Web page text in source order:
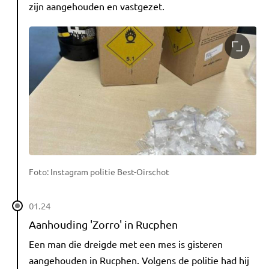
zijn aangehouden en vastgezet.
Foto: Instagram politie Best-Oirschot
01.24
Aanhouding 'Zorro' in Rucphen
Een man die dreigde met een mes is gisteren
aangehouden in Rucphen. Volgens de politie had hij